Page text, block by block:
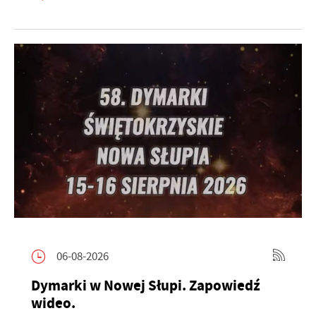
06-08-2026
Dymarki w Nowej Słupi. Zapowiedź
wideo.